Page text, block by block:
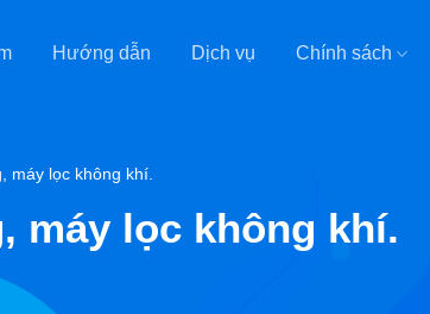
Hướng dẫn Dịch vụ Chính sách
máy lọc không khí.
máy lọc không khí.